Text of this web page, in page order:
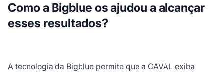
Como a Bigblue os ajudou a alcançar
esses resultados?
A tecnologia da Bigblue permite que a CAVAL exiba